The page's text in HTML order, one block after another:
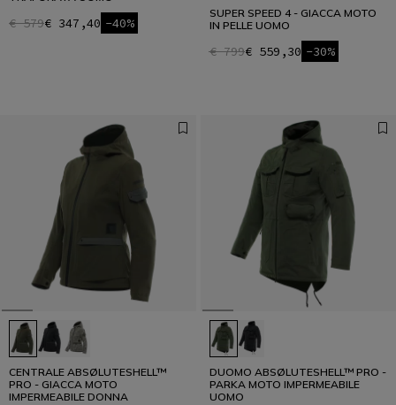
€ 579€ 347,40 -40%
SUPER SPEED 4 - GIACCA MOTO
IN PELLE UOMO
€ 799€ 559,30 -30%
CENTRALE ABSØLUTESHELL™
PRO - GIACCA MOTO
IMPERMEABILE DONNA
DUOMO ABSØLUTESHELL™ PRO -
PARKA MOTO IMPERMEABILE
UOMO